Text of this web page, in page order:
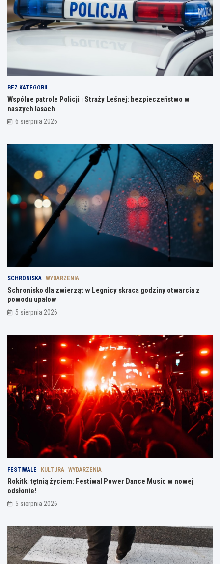
BEZ KATEGORII
Wspólne patrole Policji i Straży Leśnej: bezpieczeństwo w
naszych lasach
6 sierpnia 2026
SCHRONISKA WYDARZENIA
Schronisko dla zwierząt w Legnicy skraca godziny otwarcia z
powodu upałów
5 sierpnia 2026
FESTIWALE KULTURA WYDARZENIA
Rokitki tętnią życiem: Festiwal Power Dance Music w nowej
odsłonie!
5 sierpnia 2026